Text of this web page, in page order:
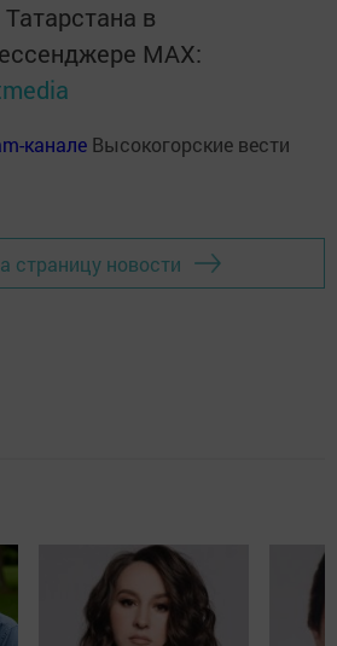
в
MАХ:
канале Высокогорские вести
страницу новости